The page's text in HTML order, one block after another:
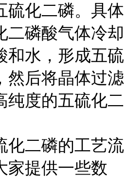
硫化二磷。具体
二磷酸气体冷却
和水，形成五硫
然后将晶体过滤
纯度的五硫化二
化二磷的工艺流
家提供一些数